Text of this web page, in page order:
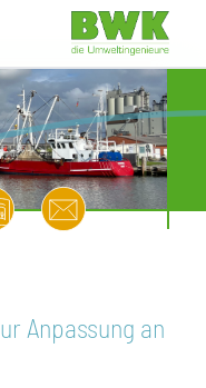
Anpassung an